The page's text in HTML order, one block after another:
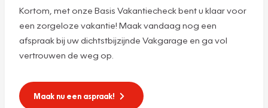
Kortom, met onze Basis Vakantiecheck bent u klaar voor
een zorgeloze vakantie! Maak vandaag nog een
afspraak bij uw dichtstbijzijnde Vakgarage en ga vol
vertrouwen de weg op.
Maak nu een aspraak!